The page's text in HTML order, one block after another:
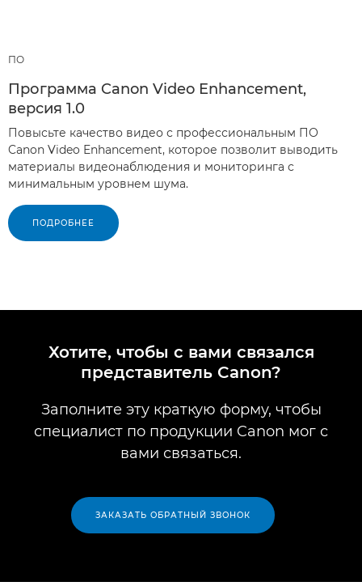
ПО
Программа Canon Video Enhancement,
версия 1.0
Повысьте качество видео с профессиональным ПО
Canon Video Enhancement, которое позволит выводить
материалы видеонаблюдения и мониторинга с
минимальным уровнем шума.
ПОДРОБНЕЕ
Хотите, чтобы с вами связался
представитель Canon?
Заполните эту краткую форму, чтобы
специалист по продукции Canon мог с
вами связаться.
ЗАКАЗАТЬ ОБРАТНЫЙ ЗВОНОК